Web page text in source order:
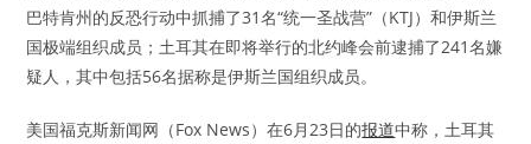
巴特肯州的反恐行动中抓捕了31名“统一圣战营”（KTJ）和伊斯兰
国极端组织成员；土耳其在即将举行的北约峰会前逮捕了241名嫌
疑人，其中包括56名据称是伊斯兰国组织成员。
美国福克斯新闻网（Fox News）在6月23日的报道中称，土耳其